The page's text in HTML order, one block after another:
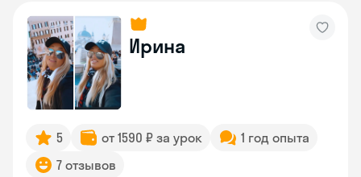
Ирина
5 от 1590 ₽ за урок
1 год опыта
7 отзывов